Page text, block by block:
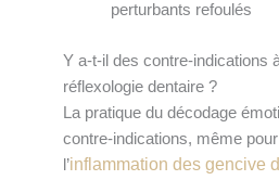
perturbants refoulés
Y a-t-il des contre-indications
réflexologie dentaire ?
La pratique du décodage
contre-indications, même
l’inflammation des gencive